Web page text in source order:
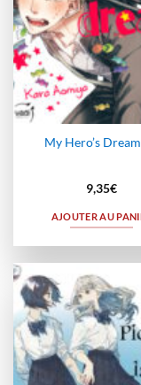
My Hero’s Dream
9,35€
AJOUTER AU